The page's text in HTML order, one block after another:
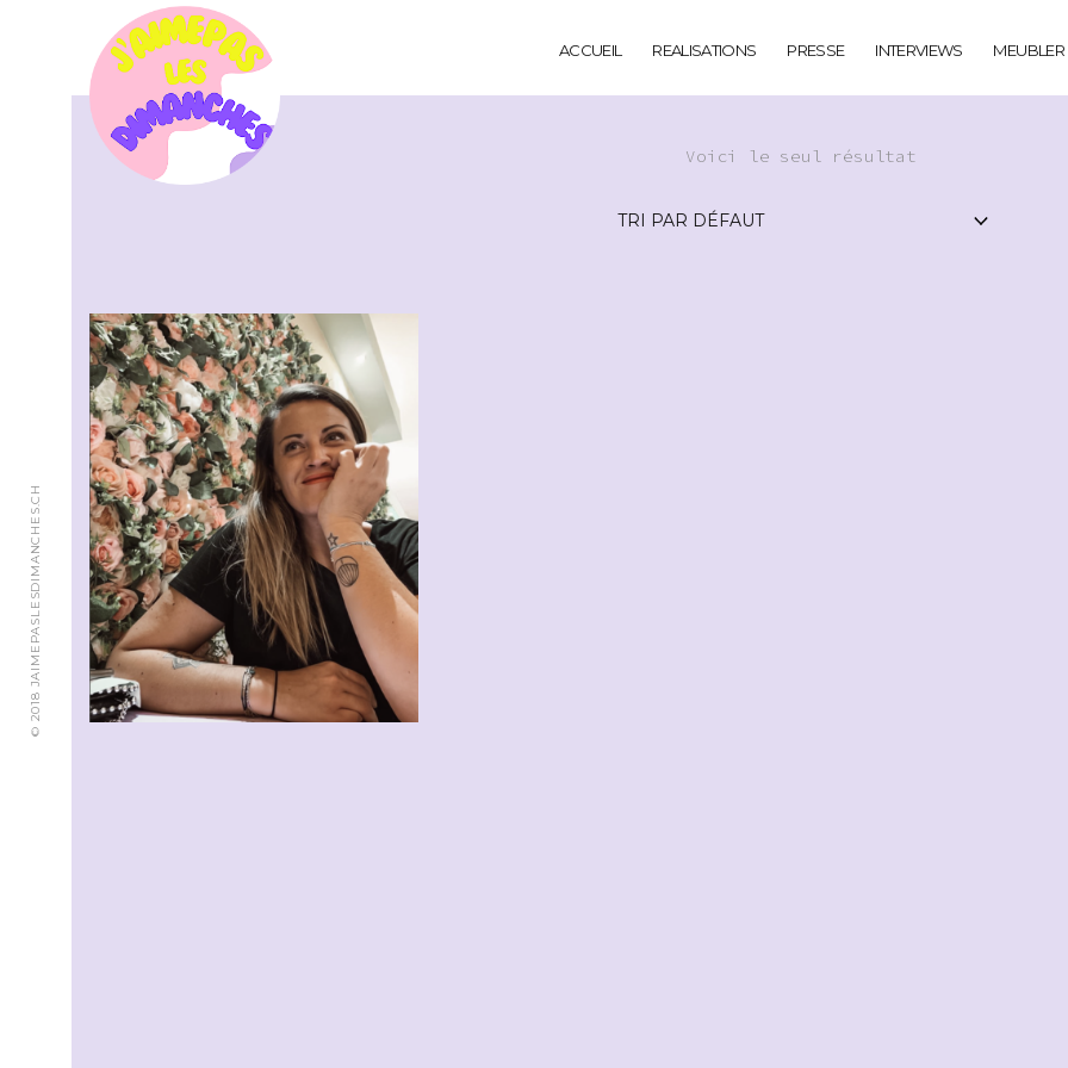
ACCUEIL REALISATIONS PRESSE INTERVIEWS MEUBLER
© 2018 JAIMEPASLESDIMANCHES.CH
Voici le seul résultat